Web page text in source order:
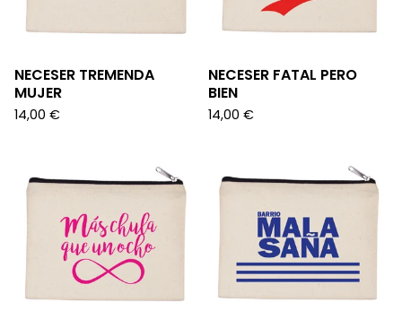
NECESER TREMENDA
MUJER
14,00 €
NECESER FATAL PERO
BIEN
14,00 €